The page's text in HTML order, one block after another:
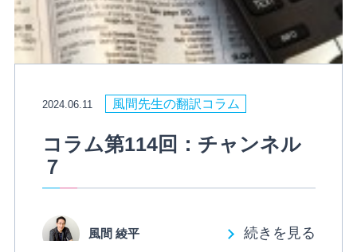
2024.06.11 風間先生の翻訳コラム
コラム第114回：チャンネル
７
風間 綾平 続きを見る